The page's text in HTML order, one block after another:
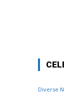
Diverse